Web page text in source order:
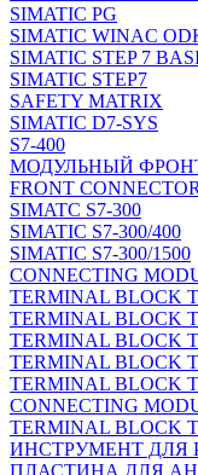
SIMATIC PG
SIMATIC WINAC
SIMATIC STEP 7
SIMATIC STEP7
SAFETY MATRIX
SIMATIC D7-SYS
S7-400
МОДУЛЬНЫЙ
FRONT
SIMATC S7-300
SIMATIC S7-300/400
SIMATIC S7-300/1500
CONNECTING
TERMINAL BLOCK
TERMINAL BLOCK
TERMINAL BLOCK
TERMINAL BLOCK
TERMINAL BLOCK
CONNECTING
TERMINAL BLOCK
ИНСТРУМЕНТ ДЛЯ
ПЛАСТИНА ДЛЯ